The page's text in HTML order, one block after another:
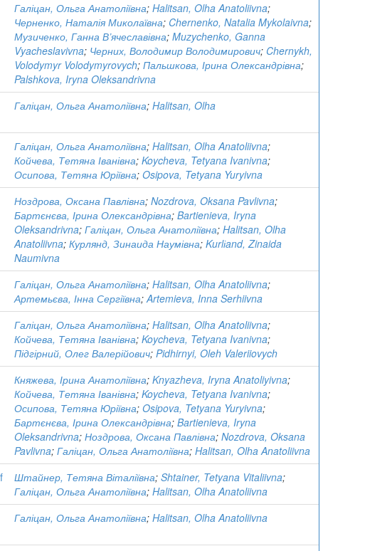
Галіцан, Ольга Анатоліївна; Halitsan, Olha Anatoliivna;
Черненко, Наталія Миколаївна; Chernenko, Natalia Mykolaivna;
Музиченко, Ганна В’ячеславівна; Muzychenko, Ganna
Vyacheslavivna; Черних, Володимир Володимирович; Chernykh,
Volodymyr Volodymyrovych; Пальшкова, Ірина Олександрівна;
Palshkova, Iryna Oleksandrivna
Галіцан, Ольга Анатоліївна; Halitsan, Olha
Галіцан, Ольга Анатоліївна; Halitsan, Olha Anatoliivna;
Койчева, Тетяна Іванівна; Koycheva, Tetyana Ivanivna;
Осипова, Тетяна Юріївна; Osipova, Tetyana Yuryivna
Ноздрова, Оксана Павлівна; Nozdrova, Oksana Pavlivna;
Бартєнєва, Ірина Олександрівна; Bartienieva, Iryna
Oleksandrivna; Галіцан, Ольга Анатоліївна; Halitsan, Olha
Anatoliivna; Курлянд, Зинаида Наумівна; Kurlіand, Zinaida
Naumivna
Галіцан, Ольга Анатоліївна; Halitsan, Olha Anatoliivna;
Артемьєва, Інна Сергіївна;Artemieva, Inna Serhiivna
Галіцан, Ольга Анатоліївна; Halitsan, Olha Anatoliivna;
Койчева, Тетяна Іванівна; Koycheva, Tetyana Ivanivna;
Підгірний, Олег Валерійович; Pidhirnyi, Oleh Valeriiovych
Княжева, Ірина Анатоліївна; Knyazheva, Iryna Anatoliyivna;
Койчева, Тетяна Іванівна; Koycheva, Tetyana Ivanivna;
Осипова, Тетяна Юріївна; Osipova, Tetyana Yuryivna;
Бартєнєва, Ірина Олександрівна; Bartienieva, Iryna
Oleksandrivna; Ноздрова, Оксана Павлівна; Nozdrova, Oksana
Pavlivna; Галіцан, Ольга Анатоліївна; Halitsan, Olha Anatoliivna
Штайнер, Тетяна Віталіївна; Shtainer, Tetyana Vitaliivna;
Галіцан, Ольга Анатоліївна; Halitsan, Olha Anatoliivna
Галіцан, Ольга Анатоліївна; Halitsan, Olha Anatoliivna